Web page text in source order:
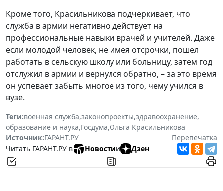
Кроме того, Красильникова подчеркивает, что
служба в армии негативно действует на
профессиональные навыки врачей и учителей. Даже
если молодой человек, не имея отсрочки, пошел
работать в сельскую школу или больницу, затем год
отслужил в армии и вернулся обратно, – за это время
он успевает забыть многое из того, чему учился в
вузе.
Теги:военная служба,законопроекты,здравоохранение,
образование и наука,Госдума,Ольга Красильникова
Источник:ГАРАНТ.РУ
Перепечатка
Читать ГАРАНТ.РУ в
Новостии Дзен